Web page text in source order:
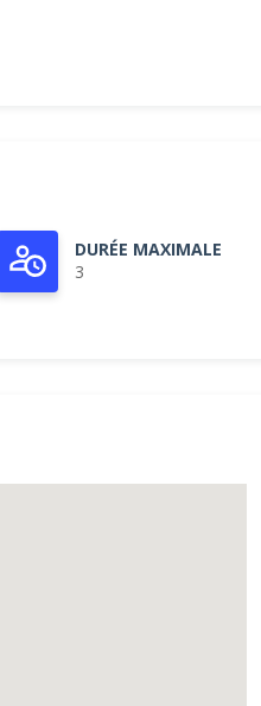
DURÉE MAXIMALE
3